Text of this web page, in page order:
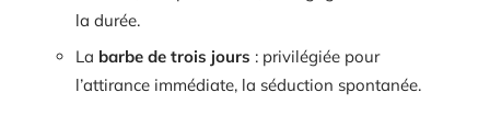
la durée.
La barbe de trois jours : privilégiée pour
l’attirance immédiate, la séduction spontanée.